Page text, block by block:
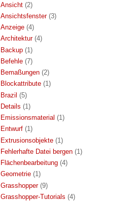
Ansicht (2)
Ansichtsfenster (3)
Anzeige (4)
Architektur (4)
Backup (1)
Befehle (7)
Bemaßungen (2)
Blockattribute (1)
Brazil (5)
Details (1)
Emissionsmaterial (1)
Entwurf (1)
Extrusionsobjekte (1)
Fehlerhafte Datei bergen (1)
Flächenbearbeitung (4)
Geometrie (1)
Grasshopper (9)
Grasshopper-Tutorials (4)